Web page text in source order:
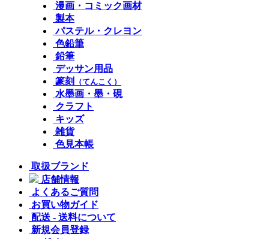
漫画・コミック画材
製本
パステル・クレヨン
色鉛筆
鉛筆
デッサン用品
篆刻
（てんこく）
水墨画・墨・硯
クラフト
キッズ
雑貨
色見本帳
取扱ブランド
店舗情報
よくあるご質問
お買い物ガイド
配送 - 送料について
新規会員登録